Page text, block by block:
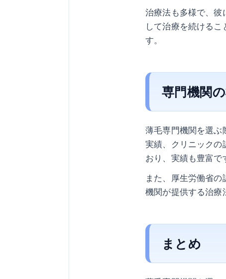
治療法も多様で、彼
して治療を続ける
す。
専門機関
薄毛専門機関を選ぶ
実績、クリニックの
おり、実績も豊富で
また、厚生労働省
機関が提供する治療
まとめ